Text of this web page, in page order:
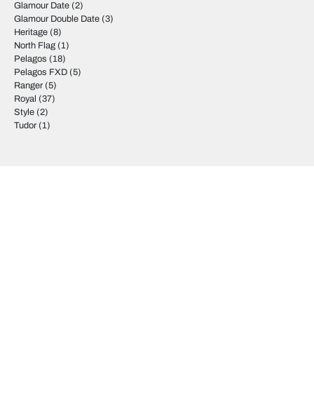
Glamour Date (2)
Glamour Double Date (3)
Heritage (8)
North Flag (1)
Pelagos (18)
Pelagos FXD (5)
Ranger (5)
Royal (37)
Style (2)
Tudor (1)